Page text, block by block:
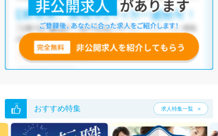
おすすめ特集 求人特集一覧